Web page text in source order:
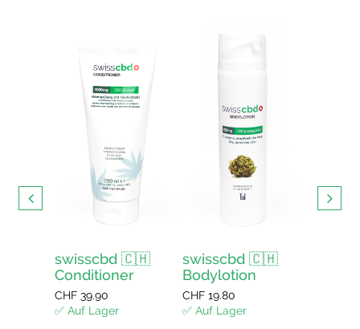
swisscbd 🇨🇭
Conditioner
CHF 39.90
✅ Auf Lager
swisscbd 🇨🇭
Bodylotion
CHF 19.80
✅ Auf Lager